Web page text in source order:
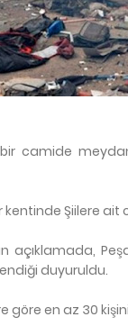
camide
kentinde Şiilere
açıklamada,
duyuruldu.
göre en az 30